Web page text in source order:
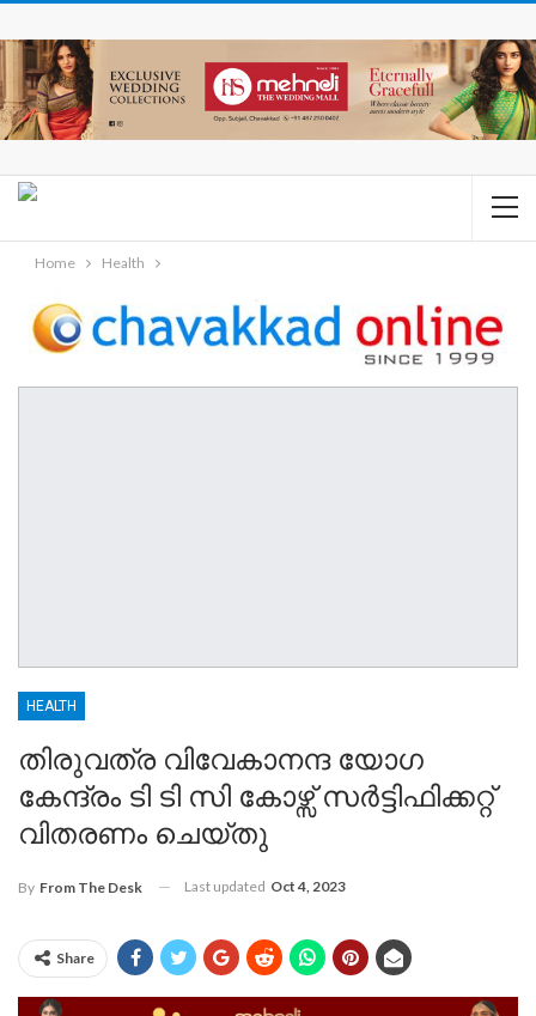
Home Health
HEALTH
തിരുവത്ര വിവേകാനന്ദ യോഗ
കേന്ദ്രം ടി ടി സി കോഴ്സ് സർട്ടിഫിക്കറ്റ്
വിതരണം ചെയ്തു
By From The Desk Last updated Oct 4, 2023
Share